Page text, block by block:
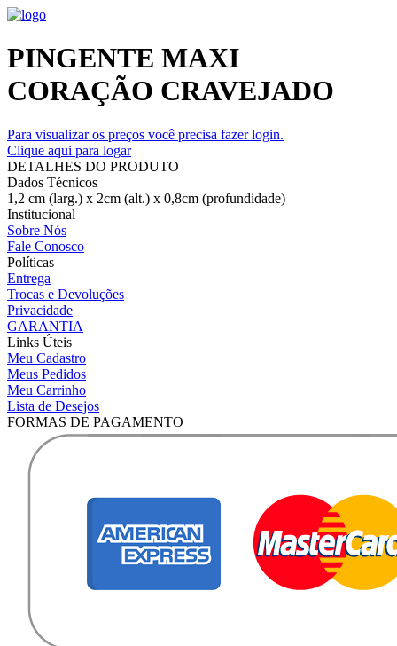
PINGENTE MAXI
CORAÇÃO CRAVEJADO
Para visualizar os preços você precisa fazer login.
Clique aqui para logar
DETALHES DO PRODUTO
Dados Técnicos
1,2 cm (larg.) x 2cm (alt.) x 0,8cm (profundidade)
Institucional
Sobre Nós
Fale Conosco
Políticas
Entrega
Trocas e Devoluções
Privacidade
GARANTIA
Links Úteis
Meu Cadastro
Meus Pedidos
Meu Carrinho
Lista de Desejos
FORMAS DE PAGAMENTO